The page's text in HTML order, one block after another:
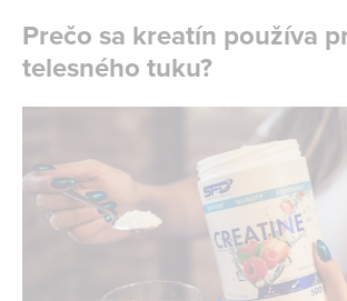
Prečo sa kreatín používa
telesného tuku?